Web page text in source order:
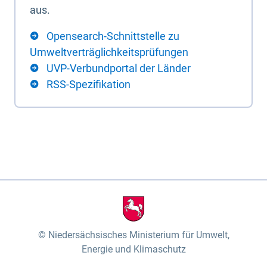
aus.
Opensearch-Schnittstelle zu
Umweltverträglichkeitsprüfungen
UVP-Verbundportal der Länder
RSS-Spezifikation
Niedersächsisches Ministerium für Umwelt,
Energie und Klimaschutz